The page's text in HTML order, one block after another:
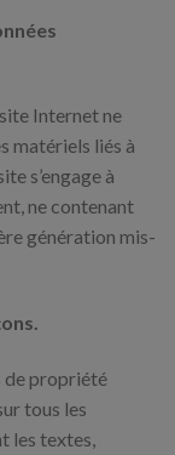
Internet ne
matériels liés à
s’engage à
ne contenant
génération mis-
de propriété
tous les
les textes,